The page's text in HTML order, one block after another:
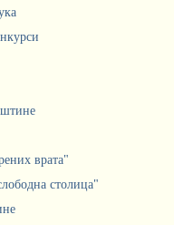
врата"
столица"